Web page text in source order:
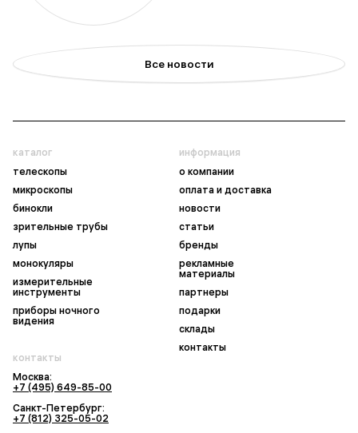
Все новости
каталог
телескопы
микроскопы
бинокли
зрительные трубы
лупы
монокуляры
измерительные
инструменты
приборы ночного
видения
информация
о компании
оплата и доставка
новости
статьи
бренды
рекламные
материалы
партнеры
подарки
склады
контакты
контакты
Москва:
+7 (495) 649-85-00
Санкт-Петербург:
+7 (812) 325-05-02